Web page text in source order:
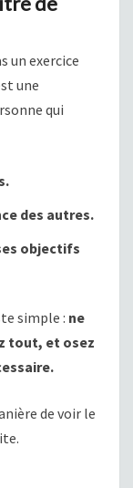
un exercice
une
qui
des autres.
objectifs
simple : ne
tout, et osez
de voir le